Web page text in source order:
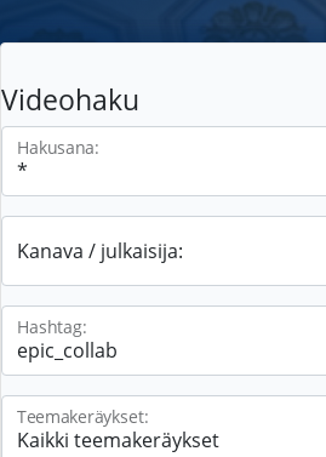
Videohaku
Hakusana:
Kanava / julkaisija:
Hashtag:
Teemakeräykset: